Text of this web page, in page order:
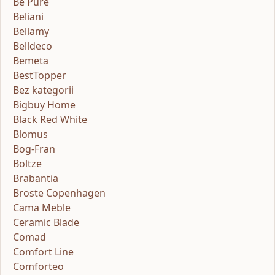
Beliani
Bellamy
Belldeco
Bemeta
BestTopper
Bez kategorii
Bigbuy Home
Black Red White
Blomus
Bog-Fran
Boltze
Brabantia
Broste Copenhagen
Cama Meble
Ceramic Blade
Comad
Comfort Line
Comforteo